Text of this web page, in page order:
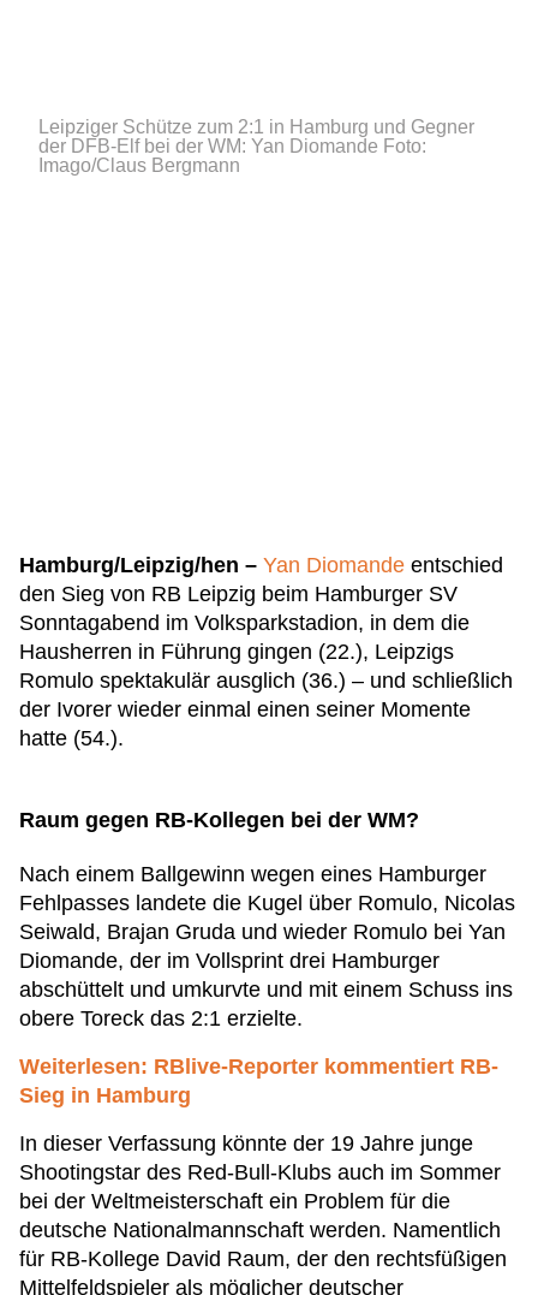
Leipziger Schütze zum 2:1 in Hamburg und Gegner
der DFB-Elf bei der WM: Yan Diomande Foto:
Imago/Claus Bergmann
Hamburg/Leipzig/hen – Yan Diomande entschied
den Sieg von RB Leipzig beim Hamburger SV
Sonntagabend im Volksparkstadion, in dem die
Hausherren in Führung gingen (22.), Leipzigs
Romulo spektakulär ausglich (36.) – und schließlich
der Ivorer wieder einmal einen seiner Momente
hatte (54.).
Raum gegen RB-Kollegen bei der WM?
Nach einem Ballgewinn wegen eines Hamburger
Fehlpasses landete die Kugel über Romulo, Nicolas
Seiwald, Brajan Gruda und wieder Romulo bei Yan
Diomande, der im Vollsprint drei Hamburger
abschüttelt und umkurvte und mit einem Schuss ins
obere Toreck das 2:1 erzielte.
Weiterlesen: RBlive-Reporter kommentiert RB-
Sieg in Hamburg
In dieser Verfassung könnte der 19 Jahre junge
Shootingstar des Red-Bull-Klubs auch im Sommer
bei der Weltmeisterschaft ein Problem für die
deutsche Nationalmannschaft werden. Namentlich
für RB-Kollege David Raum, der den rechtsfüßigen
Mittelfeldspieler als möglicher deutscher